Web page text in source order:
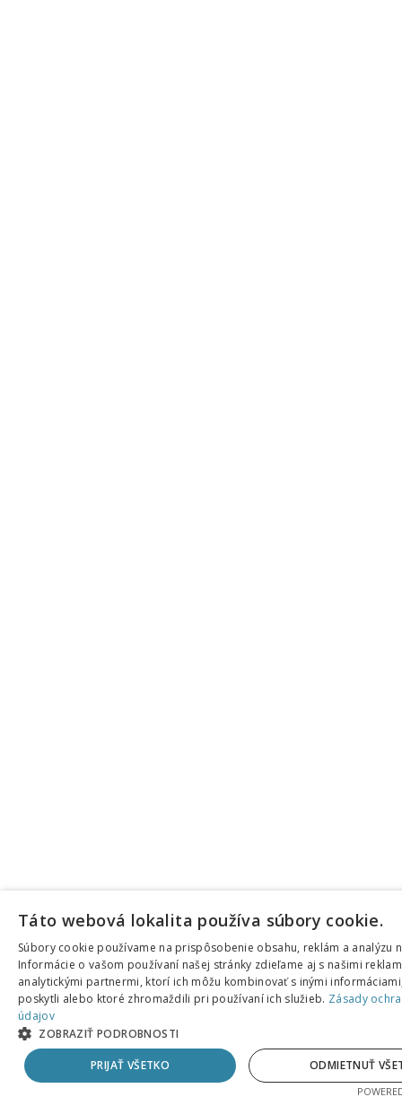
Táto webová lokalita používa súbory cookie.
Súbory cookie používame na prispôsobenie obsahu, reklám a analýzu
Informácie o vašom používaní našej stránky zdieľame aj s našimi
analytickými partnermi, ktorí ich môžu kombinovať s inými
poskytli alebo ktoré zhromaždili pri používaní ich služieb. Zásady
údajov
ZOBRAZIŤ PODROBNOSTI
PRIJAŤ VŠETKO ODMIETNUŤ